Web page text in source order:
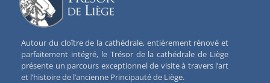
Autour du cloître de la cathédrale, entièrement rénové et
parfaitement intégré, le Trésor de la cathédrale de Liège
présente un parcours exceptionnel de visite à travers l’art
et l’histoire de l’ancienne Principauté de Liège.